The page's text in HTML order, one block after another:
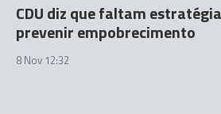
CDU diz que faltam
prevenir empobrecimento
8 Nov 12:32